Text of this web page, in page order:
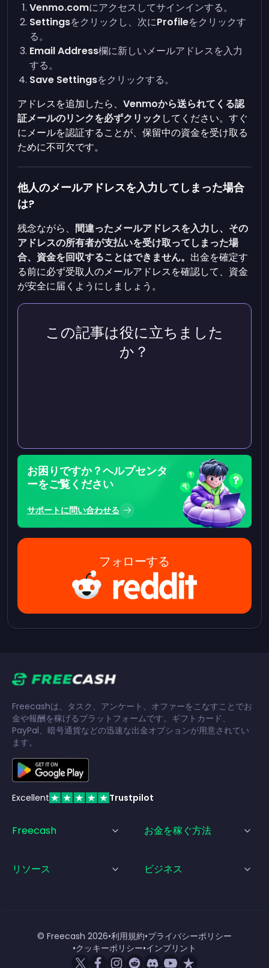
Venmo.comにアクセスしてサインインする。
Settingsをクリックし、次にProfileをクリックす
る。
Email Address欄に新しいメールアドレスを入力
する。
Save Settingsをクリックする。
アドレスを追加したら、Venmoから送られてくる認
証メールのリンクを必ずクリック してください。すぐ
にメールを認証することが、保留中の資金を受け取る
ために不可欠です。
他人のメールアドレスを入力してしまった場合
は?
残念ながら、 間違ったメールアドレスを入力し、その
アドレスの所有者が支払いを受け取ってしまった場
合、資金を回収することはできません。 出金を確定す
る前に必ず受取人のメールアドレスを確認して、資金
が安全に届くようにしましょう。
この記事は役に立ちました
か？
お困りですか？ヘルプセンタ
ーをご覧ください
サポートに問い合わせる
フォローする
Freecashは、タスク、アンケート、オファーをこなすことでお
金や報酬を稼げるプラットフォームです。ギフトカード、
PayPal、暗号通貨などの迅速な出金オプションが用意されてい
ます。
Excellent Trustpilot
Freecash お金を稼ぐ方法
リソース ビジネス
© Freecash 2026•利用規約•プライバシーポリシー
•クッキーポリシー•インプリント